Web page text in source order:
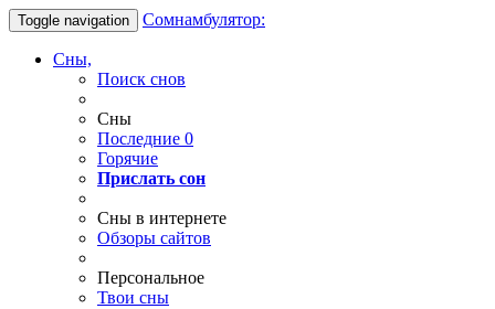
Toggle navigation Сомнамбулятор:
Сны,
Поиск снов
Сны
Последние 0
Горячие
Прислать сон
Сны в интернете
Обзоры сайтов
Персональное
Твои сны